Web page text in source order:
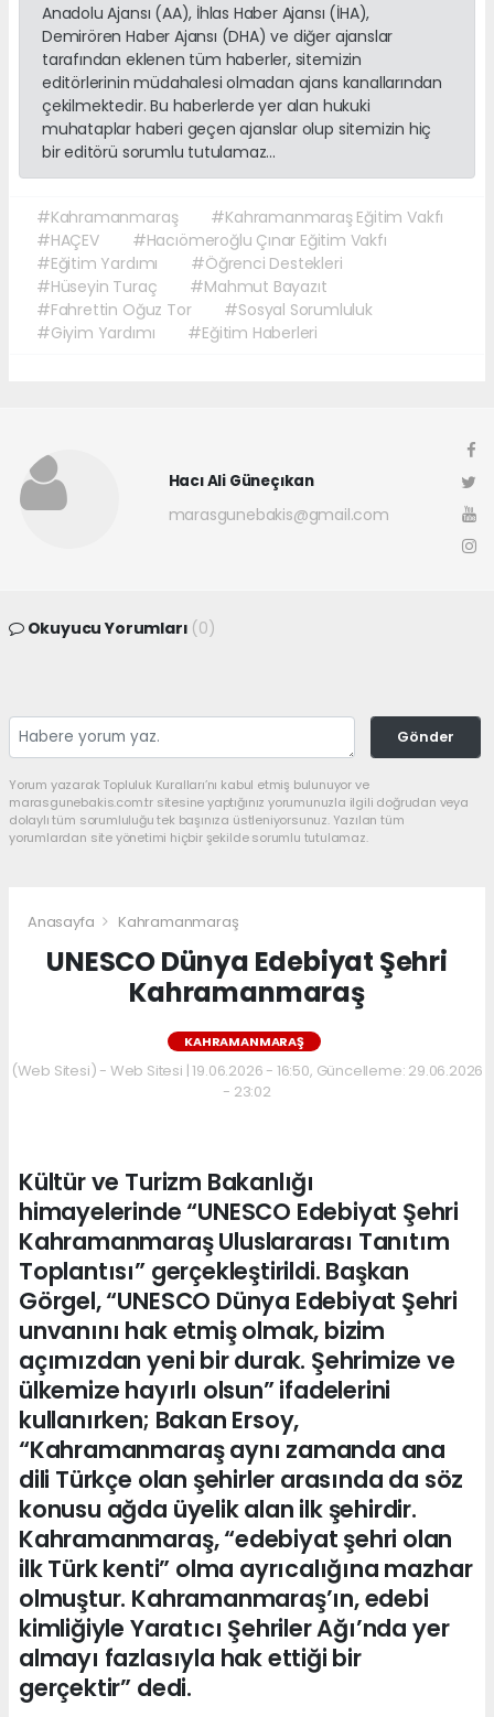
Anadolu Ajansı (AA), İhlas Haber Ajansı (İHA),
Demirören Haber Ajansı (DHA) ve diğer ajanslar
tarafından eklenen tüm haberler, sitemizin
editörlerinin müdahalesi olmadan ajans kanallarından
çekilmektedir. Bu haberlerde yer alan hukuki
muhataplar haberi geçen ajanslar olup sitemizin hiç
bir editörü sorumlu tutulamaz...
#Kahramanmaraş
#Kahramanmaraş Eğitim Vakfı
#HAÇEV
#Hacıömeroğlu Çınar Eğitim Vakfı
#Eğitim Yardımı
#Öğrenci Destekleri
#Hüseyin Turaç
#Mahmut Bayazıt
#Fahrettin Oğuz Tor
#Sosyal Sorumluluk
#Giyim Yardımı
#Eğitim Haberleri
Hacı Ali Güneçıkan
marasgunebakis@gmail.com
Okuyucu Yorumları (0)
Gönder
Yorum yazarak Topluluk Kuralları’nı kabul etmiş bulunuyor ve
marasgunebakis.com.tr sitesine yaptığınız yorumunuzla ilgili doğrudan veya
dolaylı tüm sorumluluğu tek başınıza üstleniyorsunuz. Yazılan tüm
yorumlardan site yönetimi hiçbir şekilde sorumlu tutulamaz.
Anasayfa Kahramanmaraş
UNESCO Dünya Edebiyat Şehri
Kahramanmaraş
KAHRAMANMARAŞ
(Web Sitesi) - Web Sitesi | 19.06.2026 - 16:50, Güncelleme: 29.06.2026
- 23:02
Kültür ve Turizm Bakanlığı
himayelerinde “UNESCO Edebiyat Şehri
Kahramanmaraş Uluslararası Tanıtım
Toplantısı” gerçekleştirildi. Başkan
Görgel, “UNESCO Dünya Edebiyat Şehri
unvanını hak etmiş olmak, bizim
açımızdan yeni bir durak. Şehrimize ve
ülkemize hayırlı olsun” ifadelerini
kullanırken; Bakan Ersoy,
“Kahramanmaraş aynı zamanda ana
dili Türkçe olan şehirler arasında da söz
konusu ağda üyelik alan ilk şehirdir.
Kahramanmaraş, “edebiyat şehri olan
ilk Türk kenti” olma ayrıcalığına mazhar
olmuştur. Kahramanmaraş’ın, edebi
kimliğiyle Yaratıcı Şehriler Ağı’nda yer
almayı fazlasıyla hak ettiği bir
gerçektir” dedi.